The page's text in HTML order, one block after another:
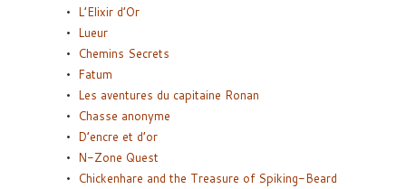
L’Elixir d’Or
Lueur
Chemins Secrets
Fatum
Les aventures du capitaine Ronan
Chasse anonyme
D’encre et d’or
N-Zone Quest
Chickenhare and the Treasure of Spiking-Beard